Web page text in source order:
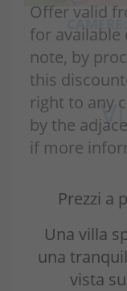
Offer valid
for available
note, by
this
right to any
by the
if more
Prezzi a
Una villa
una
vista